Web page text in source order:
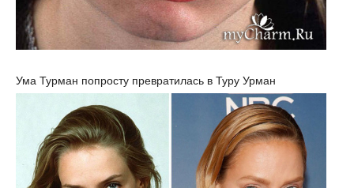
Ума Турман попросту превратилась в Туру Урман